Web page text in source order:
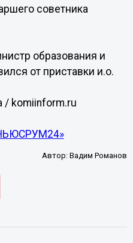
советника
образования и
от приставки и.о.
/ komiinform.ru
Автор:Вадим Романов